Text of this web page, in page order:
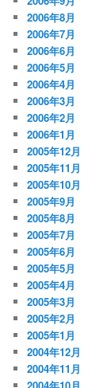
2006年8月
2006年7月
2006年6月
2006年5月
2006年4月
2006年3月
2006年2月
2006年1月
2005年12月
2005年11月
2005年10月
2005年9月
2005年8月
2005年7月
2005年6月
2005年5月
2005年4月
2005年3月
2005年2月
2005年1月
2004年12月
2004年11月